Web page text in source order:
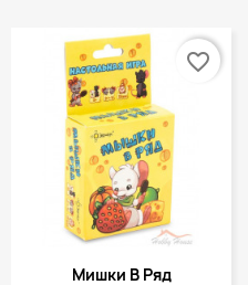
Мишки В Ряд
favorite_border